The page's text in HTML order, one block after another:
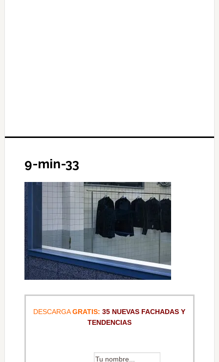
9-min-33
DESCARGAGRATIS: 35 NUEVAS FACHADAS Y
TENDENCIAS